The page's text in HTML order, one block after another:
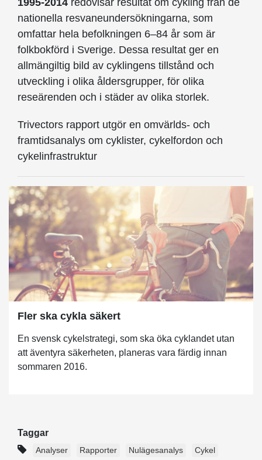
1995-2014 redovisar resultat om cykling från de
nationella resvaneundersökningarna, som
omfattar hela befolkningen 6–84 år som är
folkbokförd i Sverige. Dessa resultat ger en
allmängiltig bild av cyklingens tillstånd och
utveckling i olika åldersgrupper, för olika
reseärenden och i städer av olika storlek.
Trivectors rapport utgör en omvärlds- och
framtidsanalys om cyklister, cykelfordon och
cykelinfrastruktur
Fler ska cykla säkert
En svensk cykelstrategi, som ska öka cyklandet utan
att äventyra säkerheten, planeras vara färdig innan
sommaren 2016.
Taggar
Analyser Rapporter Nulägesanalys Cykel